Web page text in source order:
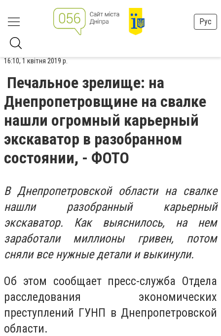
Рус
16:10, 1 квітня 2019 р.
Печальное зрелище: на
Днепропетровщине на свалке
нашли огромный карьерный
экскаватор в разобранном
состоянии, - ФОТО
В Днепропетровской области на свалке
нашли разобранный карьерный
экскаватор. Как выяснилось, на нем
заработали миллионы гривен, потом
сняли все нужные детали и выкинули.
Об этом сообщает пресс-служба Отдела
расследования экономических
преступлений ГУНП в Днепропетровской
области.